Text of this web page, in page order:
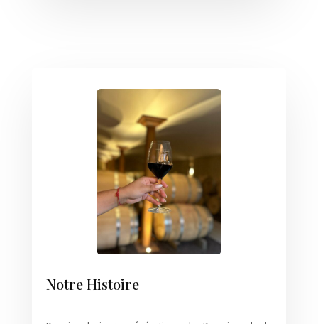
Notre Histoire